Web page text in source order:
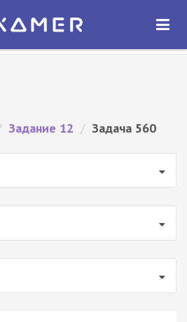
2027
ОТКРЫТЬ
Задание 12 / Задача 560